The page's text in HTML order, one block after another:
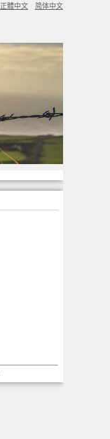
正體中文 简体中文